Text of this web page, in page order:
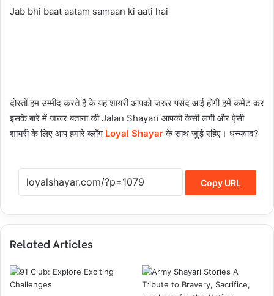
Jab bhi baat aatam samaan ki aati hai
दोस्तों हम उम्मीद करते हैं के यह शायरी आपको जरूर पसंद आई होगी हमें कमेंट कर
इसके बारे में जरूर बताना की Jalan Shayari आपको कैसी लगी और ऐसी
शायरी के लिए आप हमारे ब्लॉग Loyal Shayarके साथ जुड़े रहिए। धन्यवाद?
Copy URL
Related Articles